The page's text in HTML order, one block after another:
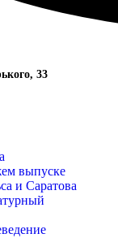
33
выпуске
и Саратова